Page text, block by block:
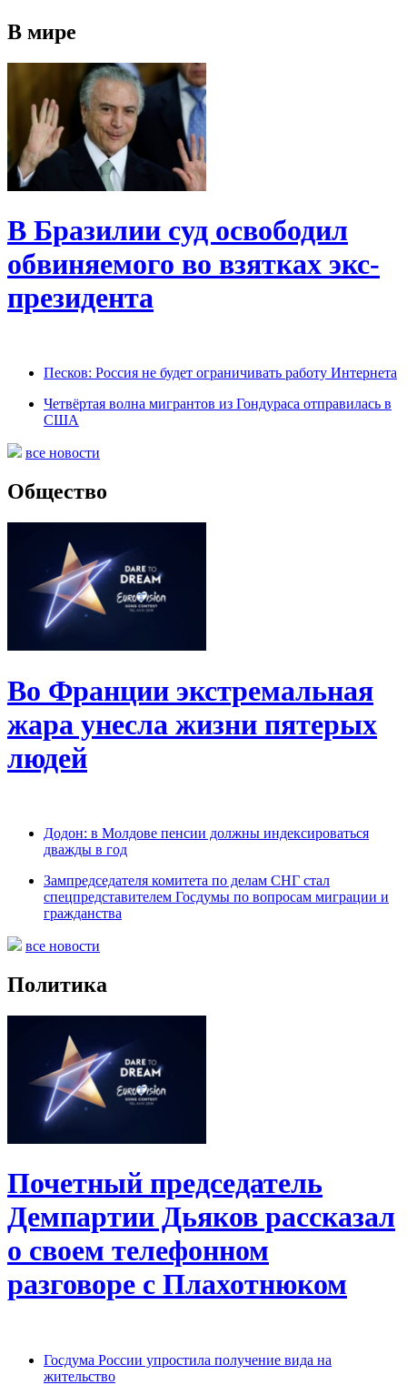
В мире
В Бразилии суд освободил
обвиняемого во взятках экс-
президента
Песков: Россия не будет ограничивать работу Интернета
Четвёртая волна мигрантов из Гондураса отправилась в
США
все новости
Общество
Во Франции экстремальная
жара унесла жизни пятерых
людей
Додон: в Молдове пенсии должны индексироваться
дважды в год
Зампредседателя комитета по делам СНГ стал
спецпредставителем Госдумы по вопросам миграции и
гражданства
все новости
Политика
Почетный председатель
Демпартии Дьяков рассказал
о своем телефонном
разговоре с Плахотнюком
Госдума России упростила получение вида на
жительство